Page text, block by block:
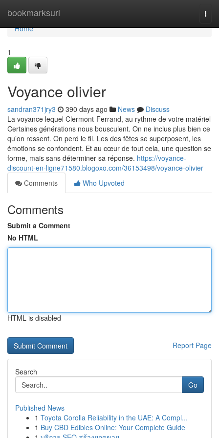
bookmarksurl
Home
Home
1
Voyance olivier
sandran371jry3 390 days ago News
Discuss
La voyance lequel Clermont-Ferrand, au rythme de votre matériel
Certaines générations nous bousculent. On ne inclus plus bien ce
qu’on ressent. On perd le fil. Les des fêtes se superposent, les
émotions se confondent. Et au cœur de tout cela, une question se
forme, mais sans déterminer sa réponse. https://voyance-
discount-en-ligne71580.blogoxo.com/36153498/voyance-olivier
Comments
Who Upvoted
Comments
Submit a Comment
No HTML
HTML is disabled
Report Page
Search
Go
Published News
1 Toyota Corolla Reliability in the UAE: A Compl...
1 Buy CBD Edibles Online: Your Complete Guide